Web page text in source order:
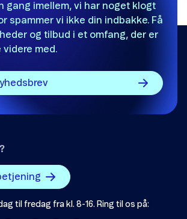
er svær at forstå.
løser ikke mit problem.
Send
gang imellem, vi har noget klogt
spammer vi ikke din indbakke. Få
og tilbud i et omfang, der er
med.
til fredag fra kl. 8-16. Ring til os på: